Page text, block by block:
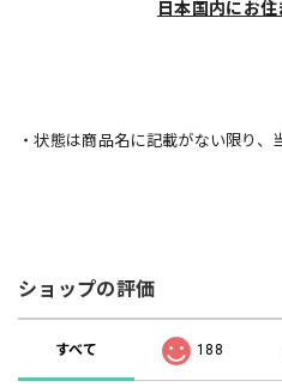
日本国内にお
・状態は商品名に記載がない限り、
ショップの評価
すべて 188